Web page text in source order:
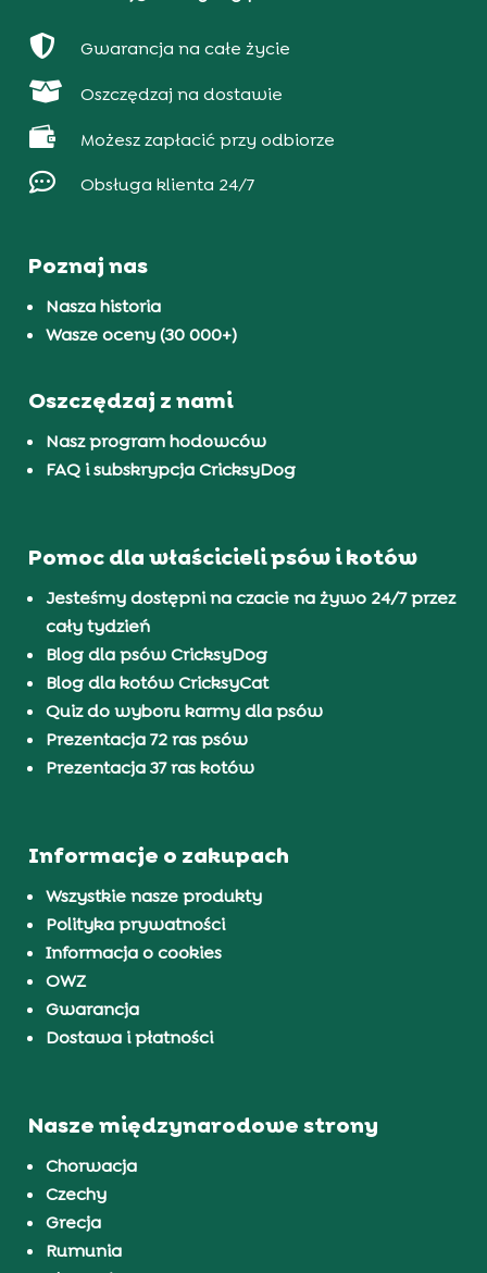
 Gwarancja na całe życie
 Oszczędzaj na dostawie
 Możesz zapłacić przy odbiorze
 Obsługa klienta 24/7
Poznaj nas
Nasza historia
Wasze oceny (30 000+)
Oszczędzaj z nami
Nasz program hodowców
FAQ i subskrypcja CricksyDog
Pomoc dla właścicieli psów i kotów
Jesteśmy dostępni na czacie na żywo 24/7 przez
cały tydzień
Blog dla psów CricksyDog
Blog dla kotów CricksyCat
Quiz do wyboru karmy dla psów
Prezentacja 72 ras psów
Prezentacja 37 ras kotów
Informacje o zakupach
Wszystkie nasze produkty
Polityka prywatności
Informacja o cookies
OWZ
Gwarancja
Dostawa i płatności
Nasze międzynarodowe strony
Chorwacja
Czechy
Grecja
Rumunia